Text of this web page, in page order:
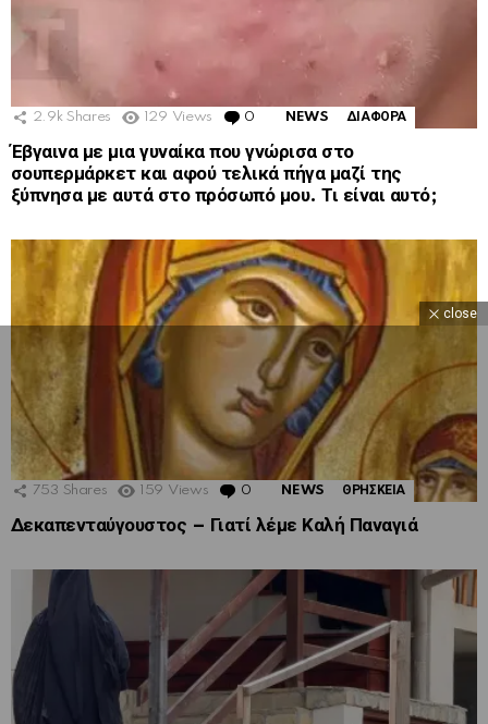
2.9k Shares 129 Views 0 Comments
NEWS ΔΙΑΦΟΡΑ
Έβγαινα με μια γυναίκα που γνώρισα στο
σουπερμάρκετ και αφού τελικά πήγα μαζί της
ξύπνησα με αυτά στο πρόσωπό μου. Τι είναι αυτό;
753 Shares 159 Views 0 Comments
NEWS ΘΡΗΣΚΕΙΑ
Δεκαπενταύγουστος – Γιατί λέμε Καλή Παναγιά
close